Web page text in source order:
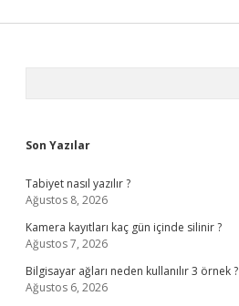
Son Yazılar
Tabiyet nasıl yazılır ?
Ağustos 8, 2026
Kamera kayıtları kaç gün içinde silinir ?
Ağustos 7, 2026
Bilgisayar ağları neden kullanılır 3 örnek ?
Ağustos 6, 2026